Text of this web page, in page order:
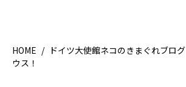
HOME / ドイツ大使館ネコのきまぐれブログ
ウス！